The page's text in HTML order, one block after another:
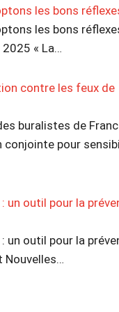
les bons
les bons
« La…
contre les feux de
buralistes de
conjointe pour
un outil pour la
un outil pour la
Nouvelles…